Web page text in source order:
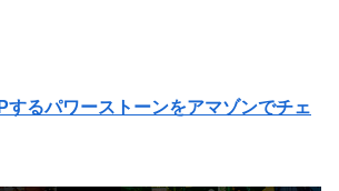
するパワーストーンをアマゾンでチェ